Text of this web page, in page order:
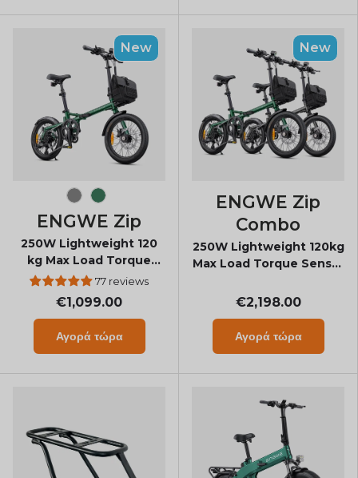
New
Space Grey
Olive Green
ENGWE Zip
250W Lightweight 120
kg Max Load Torque
Sensor Folding E-bike
77 reviews
€1,099.00
Αγορά τώρα
New
ENGWE Zip
Combo
250W Lightweight 120kg
Max Load Torque Sensor
€2,198.00
Αγορά τώρα